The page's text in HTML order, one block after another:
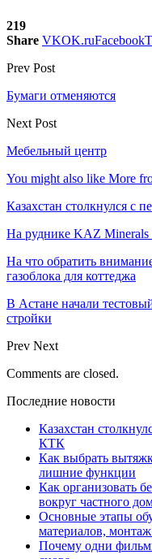
219
Share VKOK.ruFacebook
Prev Post
Бумаги отменяются
Next Post
Мебельный центр
You might also like More
Казахстан столкнулся с
На руднике KAZ Minerals
На что обратить
газоблока для коттеджа
В Астане начали
стройки
Prev Next
Comments are closed.
Последние новости
Казахстан
КТК
Как выбрать
лишние функции
Как организовать
вокруг частного
Основные этапы
материалов,
Почему одни